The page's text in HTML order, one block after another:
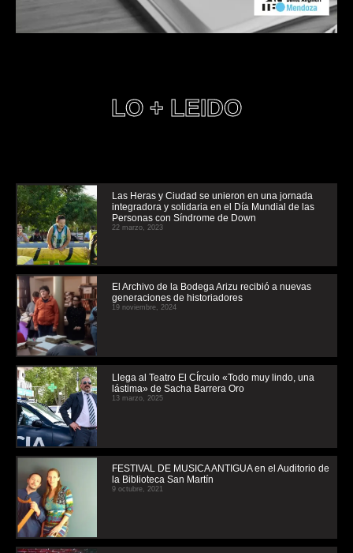
LO + LEIDO
Las Heras y Ciudad se unieron en una jornada
integradora y solidaria en el Día Mundial de las
Personas con Síndrome de Down
22 marzo, 2023
El Archivo de la Bodega Arizu recibió a nuevas
generaciones de historiadores
19 noviembre, 2024
Llega al Teatro El CÍrculo «Todo muy lindo, una
lástima» de Sacha Barrera Oro
13 marzo, 2025
FESTIVAL DE MUSICA ANTIGUA en el Auditorio de
la Biblioteca San Martín
9 octubre, 2021